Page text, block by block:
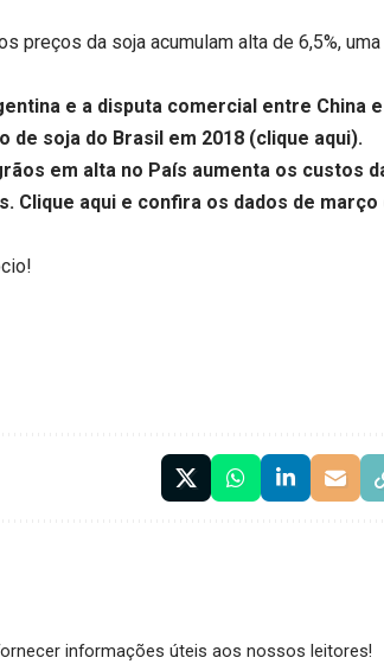
preços da soja acumulam alta de 6,5%,
e a disputa comercial entre China
de soja do Brasil em 2018 (clique aqui).
em alta no País aumenta os custos
Clique aqui e confira os dados de março
informações úteis aos nossos leitores!